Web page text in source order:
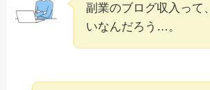
副業のブログ収入って
いなんだろう…。